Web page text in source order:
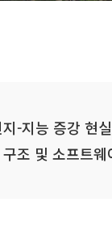
-지능 증강 현
조 및 소프트웨